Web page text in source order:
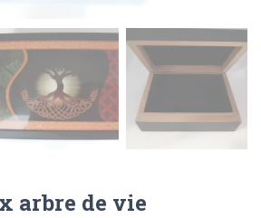
arbre de vie